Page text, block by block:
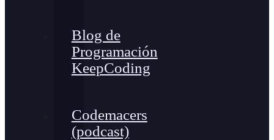
Blog de
Programación
KeepCoding
Codemacers
(podcast)